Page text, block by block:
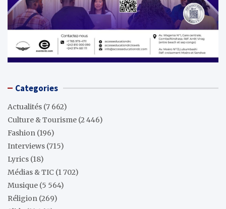
Categories
Actualités (7 662)
Culture & Tourisme (2 446)
Fashion (196)
Interviews (715)
Lyrics (18)
Médias & TIC (1 702)
Musique (5 564)
Réligion (269)